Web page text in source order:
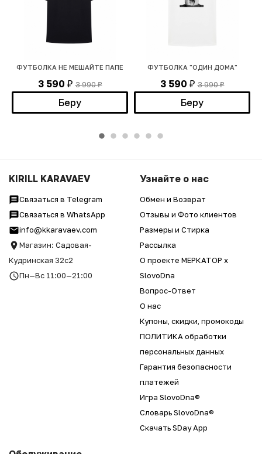
ФУТБОЛКА НЕ МЕШАЙТЕ ПАПЕ
3 590 ₽ 3 990₽
Беру
ФУТБОЛКА "ОДИН ДОМА"
3 590 ₽ 3 990₽
Беру
KIRILL KARAVAEV
Связаться в Telegram
Связаться в WhatsApp
info@kkaravaev.com
Магазин: Садовая-
Кудринская 32с2
Пн—Вс 11:00—21:00
Узнайте о нас
Обмен и Возврат
Отзывы и Фото клиентов
Размеры и Стирка
Рассылка
О проекте МЕРКАТОР x
SlovoDna
Вопрос-Ответ
О нас
Купоны, скидки, промокоды
ПОЛИТИКА обработки
персональных данных
Гарантия безопасности
платежей
Игра SlovoDna®
Словарь SlovoDna®
Скачать SDay App